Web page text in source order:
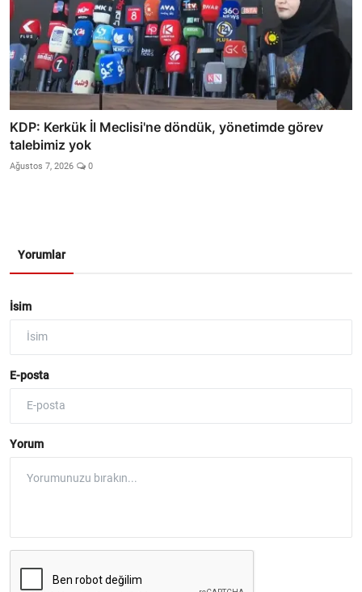
KDP: Kerkük İl Meclisi'ne döndük, yönetimde görev
talebimiz yok
Ağustos 7, 2026 0
Yorumlar
İsim
E-posta
Yorum